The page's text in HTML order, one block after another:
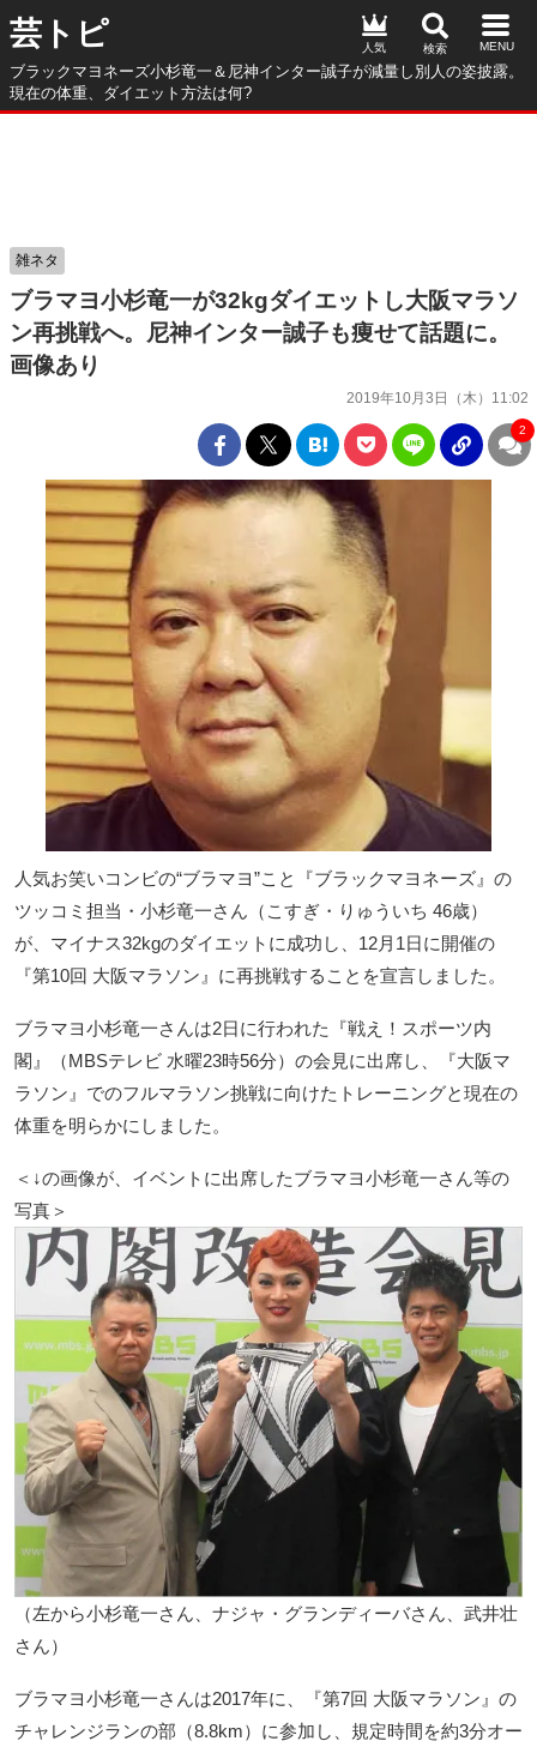
芸トピ
ブラックマヨネーズ小杉竜一＆尼神インター誠子が減量し別人の姿披露。
現在の体重、ダイエット方法は何?
人気
ブラマヨ小杉竜一が32kgダイエットし大阪マラソ
ン再挑戦へ。尼神インター誠子も痩せて話題に。
画像あり
2019年10月3日（木）11:02
雑ネタ
2
人気お笑いコンビの“ブラマヨ”こと『ブラックマヨネーズ』の
ツッコミ担当・小杉竜一さん（こすぎ・りゅういち 46歳）
が、マイナス32kgのダイエットに成功し、12月1日に開催の
『第10回 大阪マラソン』に再挑戦することを宣言しました。
ブラマヨ小杉竜一さんは2日に行われた『戦え！スポーツ内
閣』（MBSテレビ 水曜23時56分）の会見に出席し、『大阪マ
ラソン』でのフルマラソン挑戦に向けたトレーニングと現在の
体重を明らかにしました。
＜↓の画像が、イベントに出席したブラマヨ小杉竜一さん等の
写真＞
（左から小杉竜一さん、ナジャ・グランディーバさん、武井壮
さん）
ブラマヨ小杉竜一さんは2017年に、『第7回 大阪マラソン』の
チャレンジランの部（8.8km）に参加し、規定時間を約3分オー